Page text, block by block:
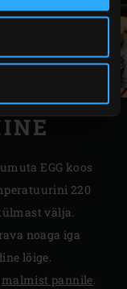
EGG koos
220
välja.
noaga iga
lõige.
malmist pannile.